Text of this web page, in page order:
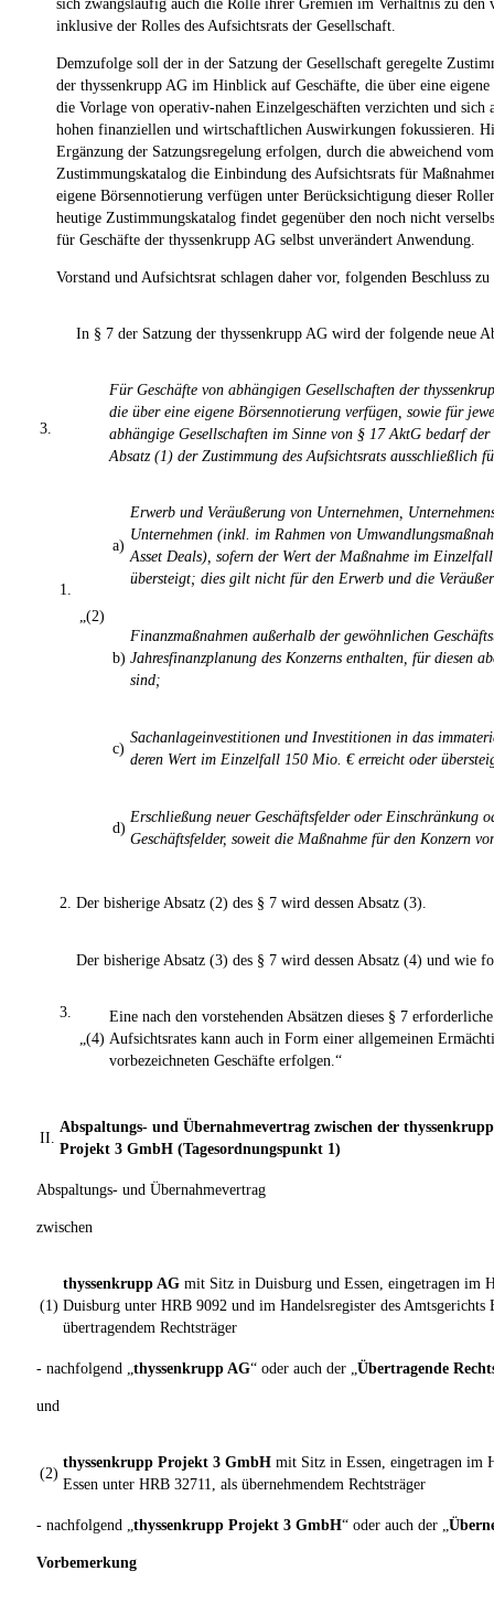
3.
sich zwangsläufig auch die Rolle ihrer Gremien im Verhältnis zu den
inklusive der Rolles des Aufsichtsrats der Gesellschaft.
Demzufolge soll der in der Satzung der Gesellschaft geregelte
der thyssenkrupp AG im Hinblick auf Geschäfte, die über eine
die Vorlage von operativ-nahen Einzelgeschäften verzichten und
hohen finanziellen und wirtschaftlichen Auswirkungen fokussieren.
Ergänzung der Satzungsregelung erfolgen, durch die abweichend
Zustimmungskatalog die Einbindung des Aufsichtsrats für
eigene Börsennotierung verfügen unter Berücksichtigung dieser
heutige Zustimmungskatalog findet gegenüber den noch nicht
für Geschäfte der thyssenkrupp AG selbst unverändert Anwendung.
Vorstand und Aufsichtsrat schlagen daher vor, folgenden Beschluss zu
1.
In § 7 der Satzung der thyssenkrupp AG wird der folgende neue
„(2)
Für Geschäfte von abhängigen Gesellschaften der
die über eine eigene Börsennotierung verfügen, sowie für
abhängige Gesellschaften im Sinne von § 17 AktG bedarf der
Absatz (1) der Zustimmung des Aufsichtsrats ausschließlich
a)
Erwerb und Veräußerung von Unternehmen,
Unternehmen (inkl. im Rahmen von
Asset Deals), sofern der Wert der Maßnahme im
übersteigt; dies gilt nicht für den Erwerb und die
b)
Finanzmaßnahmen außerhalb der gewöhnlichen
Jahresfinanzplanung des Konzerns enthalten, für diesen
sind;
c)
Sachanlageinvestitionen und Investitionen in das
deren Wert im Einzelfall 150 Mio. € erreicht oder
d)
Erschließung neuer Geschäftsfelder oder Einschränkung
Geschäftsfelder, soweit die Maßnahme für den Konzern
2. Der bisherige Absatz (2) des § 7 wird dessen Absatz (3).
3.
Der bisherige Absatz (3) des § 7 wird dessen Absatz (4) und wie
„(4)
Eine nach den vorstehenden Absätzen dieses § 7
Aufsichtsrates kann auch in Form einer allgemeinen
vorbezeichneten Geschäfte erfolgen.“
II.
Abspaltungs- und Übernahmevertrag zwischen der
Projekt 3 GmbH (Tagesordnungspunkt 1)
Abspaltungs- und Übernahmevertrag
zwischen
(1)
thyssenkrupp AG mit Sitz in Duisburg und Essen, eingetragen im
Duisburg unter HRB 9092 und im Handelsregister des Amtsgerichts
übertragendem Rechtsträger
- nachfolgend „ thyssenkrupp AG“ oder auch der „ Übertragende
und
(2)
thyssenkrupp Projekt 3 GmbH mit Sitz in Essen, eingetragen im
Essen unter HRB 32711, als übernehmendem Rechtsträger
- nachfolgend „ thyssenkrupp Projekt 3 GmbH“ oder auch der „
Vorbemerkung